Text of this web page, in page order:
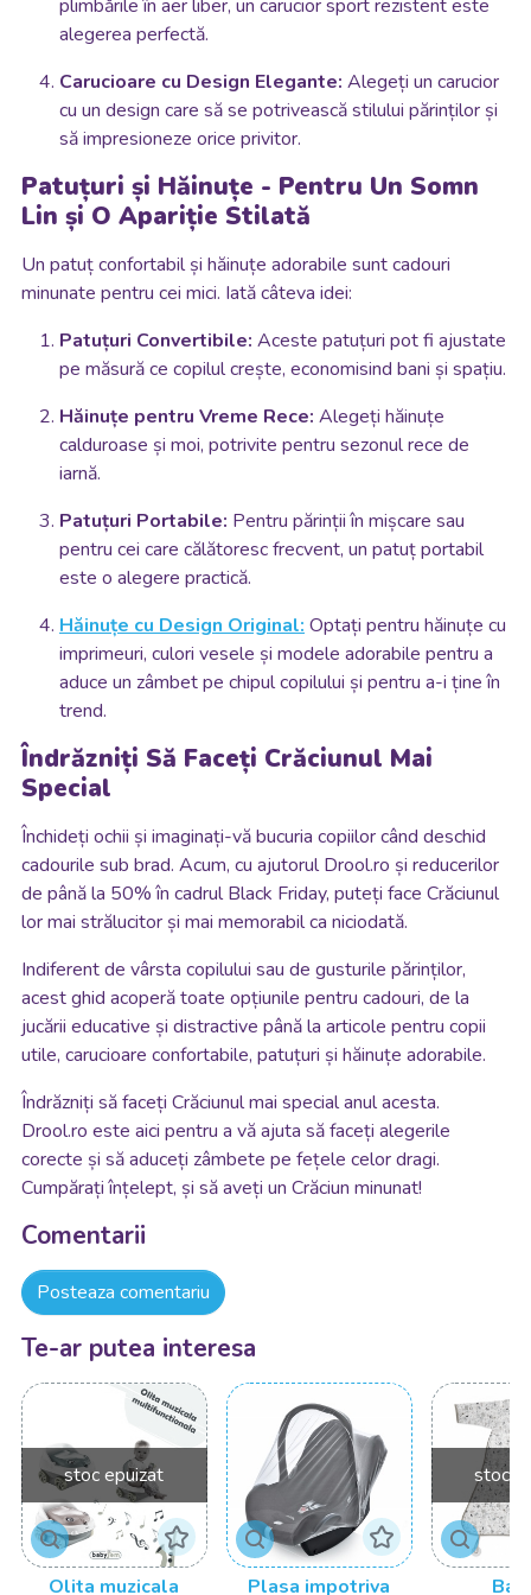
plimbările în aer liber, un carucior sport rezistent este
alegerea perfectă.
Carucioare cu Design Elegante: Alegeți un carucior
cu un design care să se potrivească stilului părinților și
să impresioneze orice privitor.
Patuțuri și Hăinuțe - Pentru Un Somn
Lin și O Apariție Stilată
Un patuț confortabil și hăinuțe adorabile sunt cadouri
minunate pentru cei mici. Iată câteva idei:
Patuțuri Convertibile: Aceste patuțuri pot fi ajustate
pe măsură ce copilul crește, economisind bani și spațiu.
Hăinuțe pentru Vreme Rece: Alegeți hăinuțe
calduroase și moi, potrivite pentru sezonul rece de
iarnă.
Patuțuri Portabile: Pentru părinții în mișcare sau
pentru cei care călătoresc frecvent, un patuț portabil
este o alegere practică.
Hăinuțe cu Design Original: Optați pentru hăinuțe cu
imprimeuri, culori vesele și modele adorabile pentru a
aduce un zâmbet pe chipul copilului și pentru a-i ține în
trend.
Îndrăzniți Să Faceți Crăciunul Mai
Special
Închideți ochii și imaginați-vă bucuria copiilor când deschid
cadourile sub brad. Acum, cu ajutorul Drool.ro și reducerilor
de până la 50% în cadrul Black Friday, puteți face Crăciunul
lor mai strălucitor și mai memorabil ca niciodată.
Indiferent de vârsta copilului sau de gusturile părinților,
acest ghid acoperă toate opțiunile pentru cadouri, de la
jucării educative și distractive până la articole pentru copii
utile, carucioare confortabile, patuțuri și hăinuțe adorabile.
Îndrăzniți să faceți Crăciunul mai special anul acesta.
Drool.ro este aici pentru a vă ajuta să faceți alegerile
corecte și să aduceți zâmbete pe fețele celor dragi.
Cumpărați înțelept, și să aveți un Crăciun minunat!
Comentarii
Posteaza comentariu
Te-ar putea interesa
stoc epuizat
Olita muzicala
Plasa impotriva
stoc